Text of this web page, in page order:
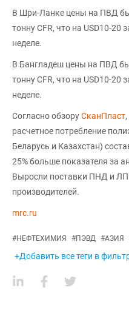
В Шри-Ланке цены на ПВД
тонну CFR, что на USD10-
неделе.
В Бангладеш цены на ПВД
тонну CFR, что на USD10-
неделе.
Согласно обзоруСканПласт
расчетное потребление
Беларусь и Казахстан)
25% больше показателя за
Выросли поставки ПНД и
производителей.
mrc.ru
#НЕФТЕХИМИЯ #ПЭВД #АЗИЯ
+Добавить все теги в